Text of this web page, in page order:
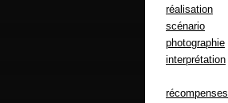
réalisation
scénario
photographie
interprétation
récompenses